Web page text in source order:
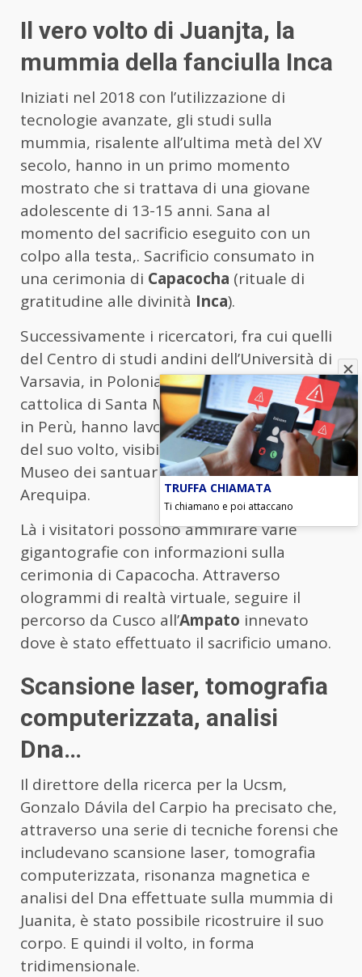
Il vero volto di Juanjta, la
mummia della fanciulla Inca
Iniziati nel 2018 con l’utilizzazione di
tecnologie avanzate, gli studi sulla
mummia, risalente all’ultima metà del XV
secolo, hanno in un primo momento
mostrato che si trattava di una giovane
adolescente di 13-15 anni. Sana al
momento del sacrificio eseguito con un
colpo alla testa,. Sacrificio consumato in
una cerimonia di Capacocha (rituale di
gratitudine alle divinità Inca).
Successivamente i ricercatori, fra cui quelli
del Centro di studi andini dell’Università di
Varsavia, in Polonia, e dell’Università
cattolica di Santa María (Ucsm) di Arequipa,
in Perù, hanno lavorato alla ricostruzione
del suo volto, visibile in una mostra nel
Museo dei santuari andini della Ucsm ad
Arequipa.
Là i visitatori possono ammirare varie
gigantografie con informazioni sulla
cerimonia di Capacocha. Attraverso
ologrammi di realtà virtuale, seguire il
percorso da Cusco all’Ampato innevato
dove è stato effettuato il sacrificio umano.
Scansione laser, tomografia
computerizzata, analisi
Dna…
Il direttore della ricerca per la Ucsm,
Gonzalo Dávila del Carpio ha precisato che,
attraverso una serie di tecniche forensi che
includevano scansione laser, tomografia
computerizzata, risonanza magnetica e
analisi del Dna effettuate sulla mummia di
Juanita, è stato possibile ricostruire il suo
corpo. E quindi il volto, in forma
tridimensionale.
TRUFFA CHIAMATA
Ti chiamano e poi attaccano